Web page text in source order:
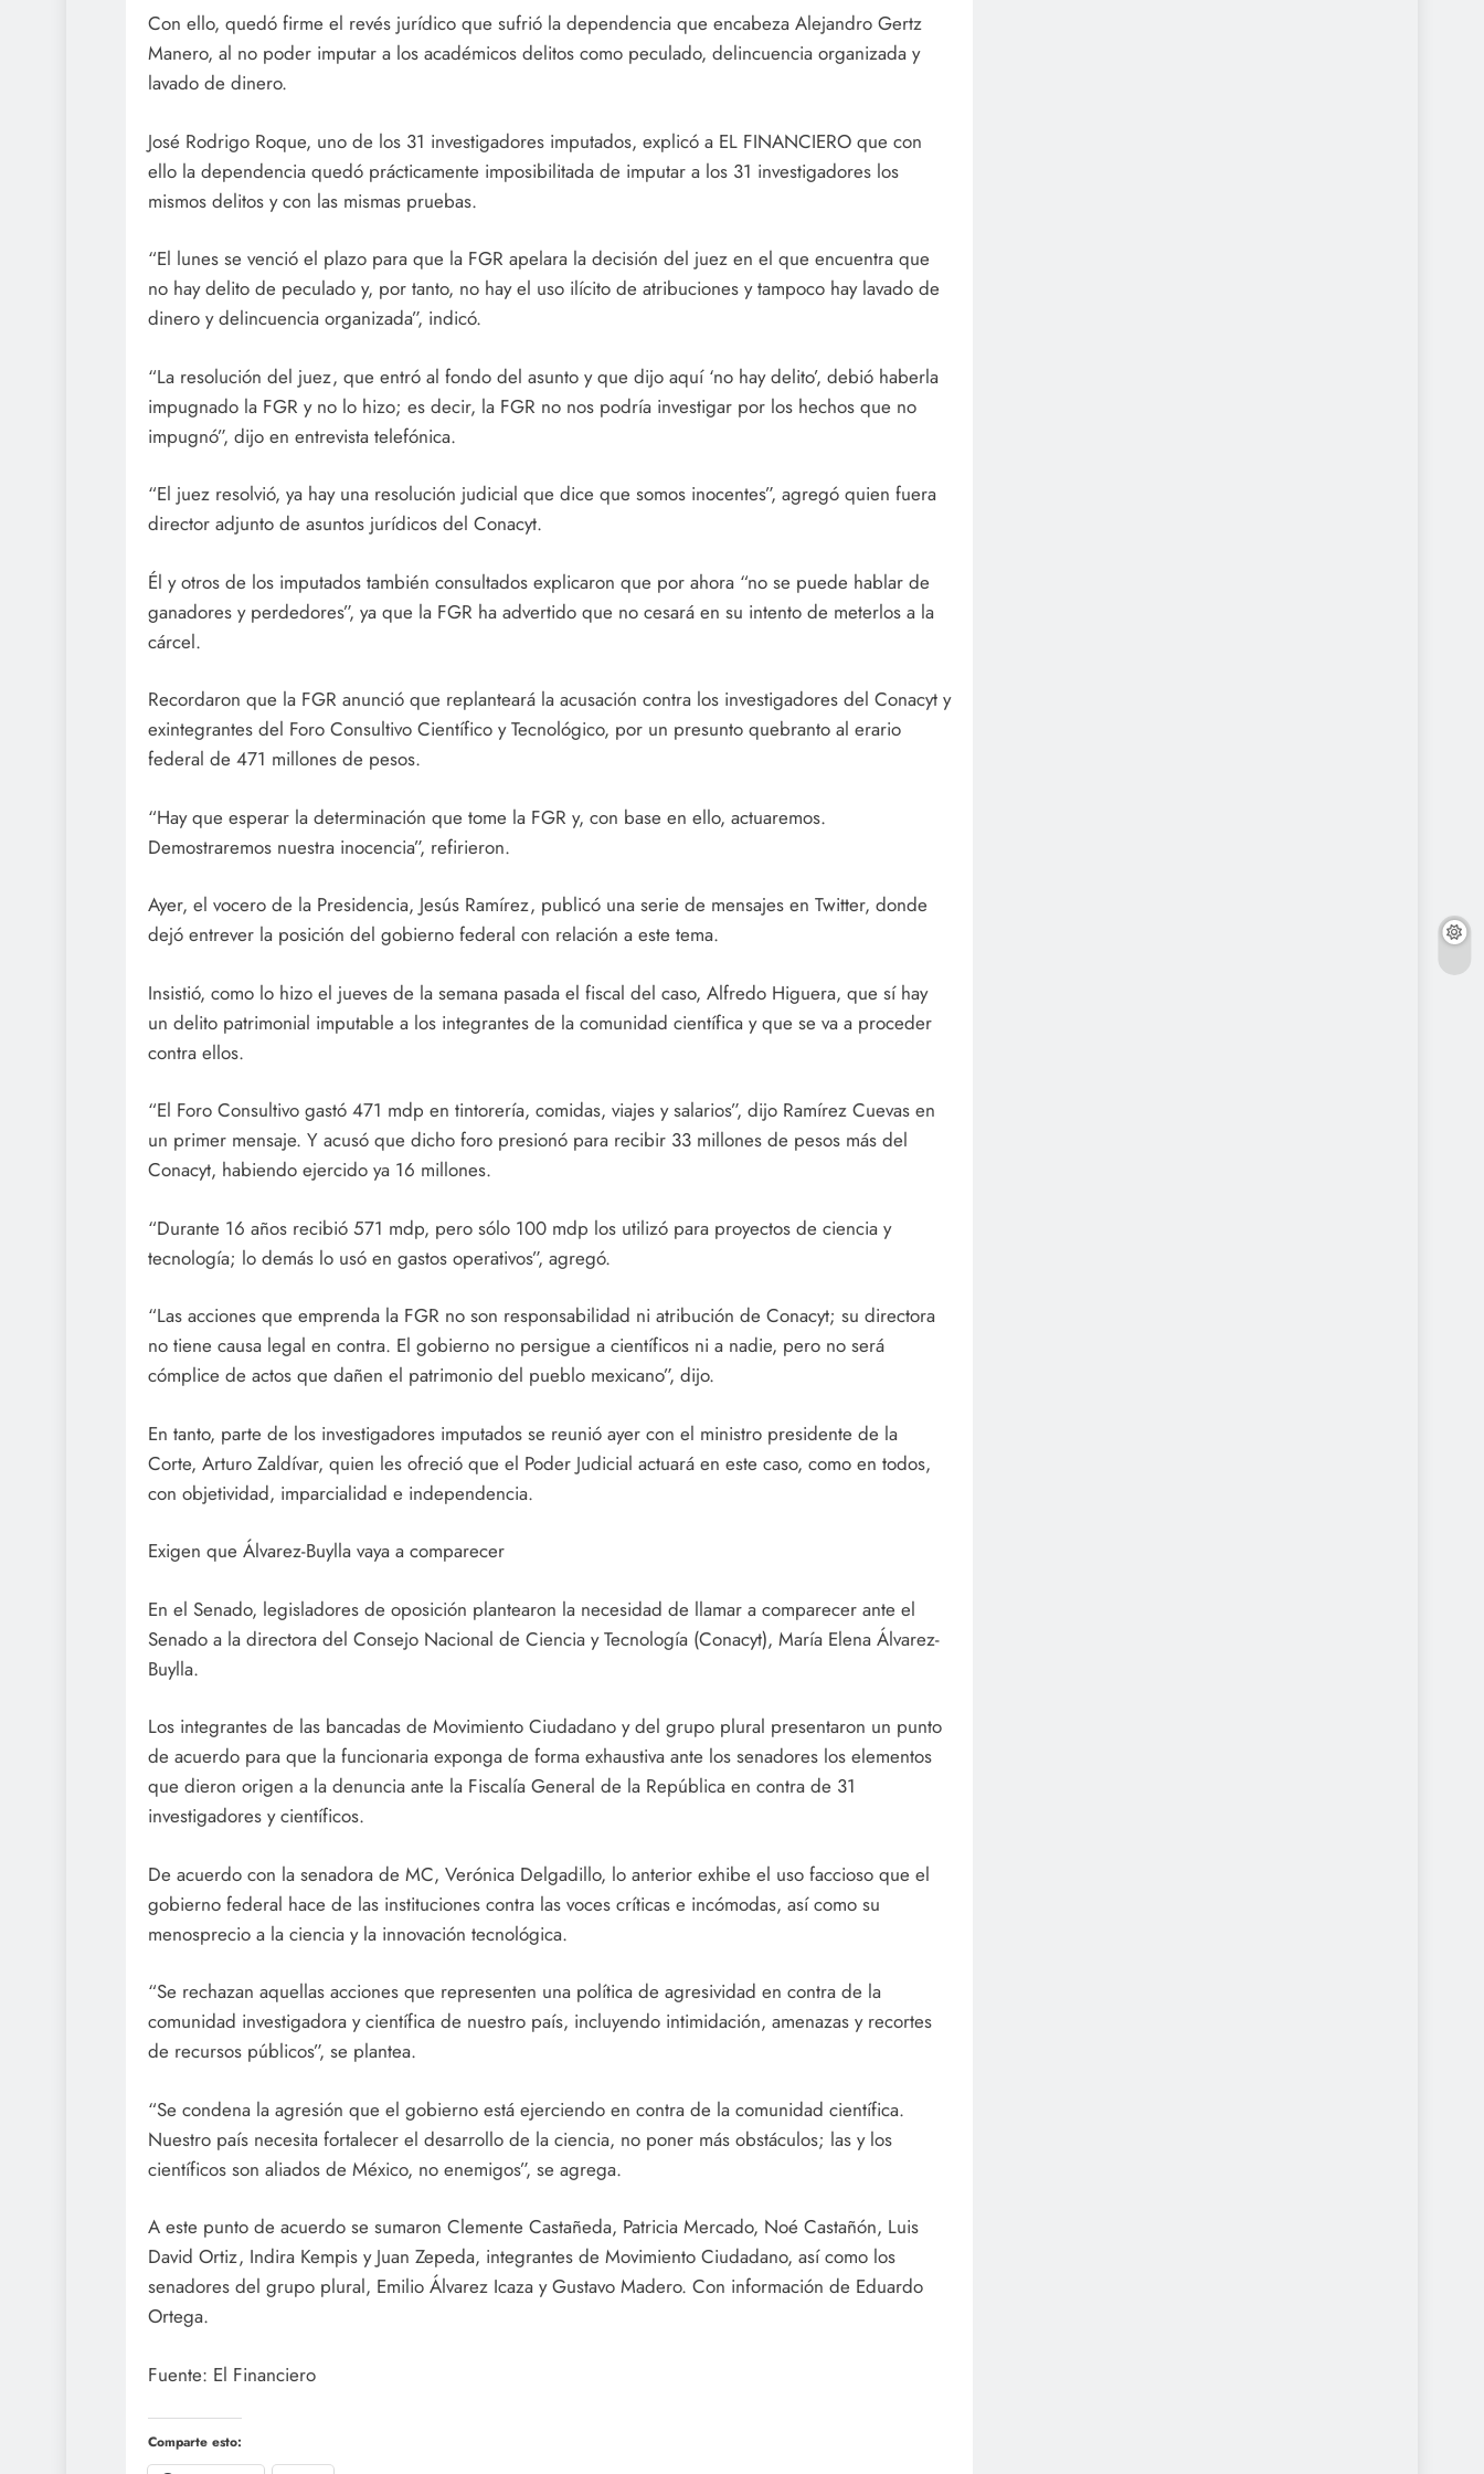
Con ello, quedó firme el revés jurídico que sufrió la dependencia que encabeza Alejandro Gertz
Manero, al no poder imputar a los académicos delitos como peculado, delincuencia organizada y
lavado de dinero.
José Rodrigo Roque, uno de los 31 investigadores imputados, explicó a EL FINANCIERO que con
ello la dependencia quedó prácticamente imposibilitada de imputar a los 31 investigadores los
mismos delitos y con las mismas pruebas.
“El lunes se venció el plazo para que la FGR apelara la decisión del juez en el que encuentra que
no hay delito de peculado y, por tanto, no hay el uso ilícito de atribuciones y tampoco hay lavado de
dinero y delincuencia organizada”, indicó.
“La resolución del juez, que entró al fondo del asunto y que dijo aquí ‘no hay delito’, debió haberla
impugnado la FGR y no lo hizo; es decir, la FGR no nos podría investigar por los hechos que no
impugnó”, dijo en entrevista telefónica.
“El juez resolvió, ya hay una resolución judicial que dice que somos inocentes”, agregó quien fuera
director adjunto de asuntos jurídicos del Conacyt.
Él y otros de los imputados también consultados explicaron que por ahora “no se puede hablar de
ganadores y perdedores”, ya que la FGR ha advertido que no cesará en su intento de meterlos a la
cárcel.
Recordaron que la FGR anunció que replanteará la acusación contra los investigadores del Conacyt y
exintegrantes del Foro Consultivo Científico y Tecnológico, por un presunto quebranto al erario
federal de 471 millones de pesos.
“Hay que esperar la determinación que tome la FGR y, con base en ello, actuaremos.
Demostraremos nuestra inocencia”, refirieron.
Ayer, el vocero de la Presidencia, Jesús Ramírez, publicó una serie de mensajes en Twitter, donde
dejó entrever la posición del gobierno federal con relación a este tema.
Insistió, como lo hizo el jueves de la semana pasada el fiscal del caso, Alfredo Higuera, que sí hay
un delito patrimonial imputable a los integrantes de la comunidad científica y que se va a proceder
contra ellos.
“El Foro Consultivo gastó 471 mdp en tintorería, comidas, viajes y salarios”, dijo Ramírez Cuevas en
un primer mensaje. Y acusó que dicho foro presionó para recibir 33 millones de pesos más del
Conacyt, habiendo ejercido ya 16 millones.
“Durante 16 años recibió 571 mdp, pero sólo 100 mdp los utilizó para proyectos de ciencia y
tecnología; lo demás lo usó en gastos operativos”, agregó.
“Las acciones que emprenda la FGR no son responsabilidad ni atribución de Conacyt; su directora
no tiene causa legal en contra. El gobierno no persigue a científicos ni a nadie, pero no será
cómplice de actos que dañen el patrimonio del pueblo mexicano”, dijo.
En tanto, parte de los investigadores imputados se reunió ayer con el ministro presidente de la
Corte, Arturo Zaldívar, quien les ofreció que el Poder Judicial actuará en este caso, como en todos,
con objetividad, imparcialidad e independencia.
Exigen que Álvarez-Buylla vaya a comparecer
En el Senado, legisladores de oposición plantearon la necesidad de llamar a comparecer ante el
Senado a la directora del Consejo Nacional de Ciencia y Tecnología (Conacyt), María Elena Álvarez-
Buylla.
Los integrantes de las bancadas de Movimiento Ciudadano y del grupo plural presentaron un punto
de acuerdo para que la funcionaria exponga de forma exhaustiva ante los senadores los elementos
que dieron origen a la denuncia ante la Fiscalía General de la República en contra de 31
investigadores y científicos.
De acuerdo con la senadora de MC, Verónica Delgadillo, lo anterior exhibe el uso faccioso que el
gobierno federal hace de las instituciones contra las voces críticas e incómodas, así como su
menosprecio a la ciencia y la innovación tecnológica.
“Se rechazan aquellas acciones que representen una política de agresividad en contra de la
comunidad investigadora y científica de nuestro país, incluyendo intimidación, amenazas y recortes
de recursos públicos”, se plantea.
“Se condena la agresión que el gobierno está ejerciendo en contra de la comunidad científica.
Nuestro país necesita fortalecer el desarrollo de la ciencia, no poner más obstáculos; las y los
científicos son aliados de México, no enemigos”, se agrega.
A este punto de acuerdo se sumaron Clemente Castañeda, Patricia Mercado, Noé Castañón, Luis
David Ortiz, Indira Kempis y Juan Zepeda, integrantes de Movimiento Ciudadano, así como los
senadores del grupo plural, Emilio Álvarez Icaza y Gustavo Madero. Con información de Eduardo
Ortega.
Fuente: El Financiero
Comparte esto: